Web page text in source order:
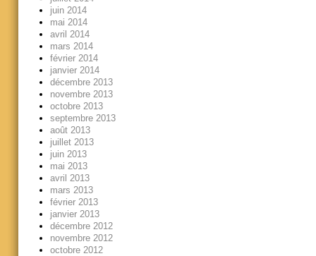
juin 2014
mai 2014
avril 2014
mars 2014
février 2014
janvier 2014
décembre 2013
novembre 2013
octobre 2013
septembre 2013
août 2013
juillet 2013
juin 2013
mai 2013
avril 2013
mars 2013
février 2013
janvier 2013
décembre 2012
novembre 2012
octobre 2012